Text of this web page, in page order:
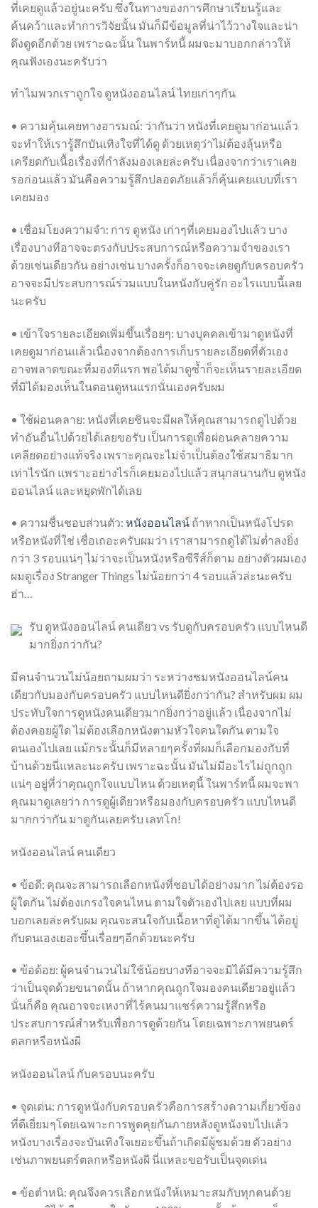
ที่เคยดูแล้วอยู่นะครับ ซึ่งในทางของการศึกษาเรียนรู้และ
ค้นคว้าและทำการวิจัยนั้น มันก็มีข้อมูลที่น่าไว้วางใจและน่า
ดึงดูดอีกด้วย เพราะฉะนั้น ในพาร์ทนี้ ผมจะมาบอกกล่าวให้
คุณฟังเองนะครับว่า
ทำไมพวกเราถูกใจ ดูหนังออนไลน์ ไทยเก่าๆกัน
• ความคุ้นเคยทางอารมณ์: ว่ากันว่า หนังที่เคยดูมาก่อนแล้ว
จะทำให้เรารู้สึกบันเทิงใจที่ได้ดู ด้วยเหตุว่าไม่ต้องลุ้นหรือ
เครียดกับเนื้อเรื่องที่กำลังมองเลยล่ะครับ เนื่องจากว่าเราเคย
รอก่อนแล้ว มันคือความรู้สึกปลอดภัยแล้วก็คุ้นเคยแบบที่เรา
เคยมอง
• เชื่อมโยงความจำ: การ ดูหนัง เก่าๆที่เคยมองไปแล้ว บาง
เรื่องบางทีอาจจะตรงกับประสบการณ์หรือความจำของเรา
ด้วยเช่นเดียวกัน อย่างเช่น บางครั้งก็อาจจะเคยดูกับครอบครัว
อาจจะมีประสบการณ์ร่วมแบบในหนังกับคู่รัก อะไรแบบนี้เลย
นะครับ
• เข้าใจรายละเอียดเพิ่มขึ้นเรื่อยๆ: บางบุคคลเข้ามาดูหนังที่
เคยดูมาก่อนแล้วเนื่องจากต้องการเก็บรายละเอียดที่ตัวเอง
อาจพลาดขณะที่มองทีแรก พอได้มาดูซ้ำก็จะเห็นรายละเอียด
ที่มิได้มองเห็นในตอนดูหนแรกนั่นเองครับผม
• ใช้ผ่อนคลาย: หนังที่เคยชินจะมีผลให้คุณสามารถดูไปด้วย
ทำอันอื่นไปด้วยได้เลยขอรับ เป็นการดูเพื่อผ่อนคลายความ
เคลียดอย่างแท้จริง เพราะคุณจะไม่จำเป็นต้องใช้สมาธิมาก
เท่าไรนัก แพราะอย่างไรก็เคยมองไปแล้ว สนุกสนานกับ ดูหนัง
ออนไลน์ และหยุดพักได้เลย
• ความชื่นชอบส่วนตัว: หนังออนไลน์ ถ้าหากเป็นหนังโปรด
หรือหนังที่ใช่ เชื่อเถอะครับผมว่า เราสามารถดูได้ไม่ต่ำลงยิ่ง
กว่า 3 รอบแน่ๆ ไม่ว่าจะเป็นหนังหรือซีรีส์ก็ตาม อย่างตัวผมเอง
ผมดูเรื่อง Stranger Things ไม่น้อยกว่า 4 รอบแล้วล่ะนะครับ
ฮ่า…
รับ ดูหนังออนไลน์ คนเดียว vs รับดูกับครอบครัว แบบไหนดี
มากยิ่งกว่ากัน?
มีคนจำนวนไม่น้อยถามผมว่า ระหว่างชมหนังออนไลน์คน
เดียวกับมองกับครอบครัว แบบไหนดียิ่งกว่ากัน? สำหรับผม ผม
ประทับใจการดูหนังคนเดียวมากยิ่งกว่าอยู่แล้ว เนื่องจากไม่
ต้องคอยผู้ใด ไม่ต้องเลือกหนังตามหัวใจคนใดกัน ตามใจ
ตนเองไปเลย แม้กระนั้นก็มีหลายๆครั้งที่ผมก็เลือกมองกับที่
บ้านด้วยนี่แหละนะครับ เพราะฉะนั้น มันไม่มีอะไรไม่ถูกถูก
แน่ๆ อยู่ที่ว่าคุณถูกใจแบบไหน ด้วยเหตุนี้ ในพาร์ทนี้ ผมจะพา
คุณมาดูเลยว่า การดูผู้เดียวหรือมองกับครอบครัว แบบไหนดี
มากกว่ากัน มาดูกันเลยครับ เลทโก!
หนังออนไลน์ คนเดียว
• ข้อดี: คุณจะสามารถเลือกหนังที่ชอบได้อย่างมาก ไม่ต้องรอ
ผู้ใดกัน ไม่ต้องเกรงใจคนไหน ตามใจตัวเองไปเลย แบบที่ผม
บอกเลยล่ะครับผม คุณจะสนใจกับเนื้อหาที่ดูได้มากขึ้น ได้อยู่
กับตนเองเยอะขึ้นเรื่อยๆอีกด้วยนะครับ
• ข้อด้อย: ผู้คนจำนวนไม่ใช้น้อยบางทีอาจจะมิได้มีความรู้สึก
ว่าเป็นจุดด้วยขนาดนั้น ถ้าหากคุณถูกใจมองคนเดียวอยู่แล้ว
นั่นก็คือ คุณอาจจะเหงาที่ไร้คนมาแชร์ความรู้สึกหรือ
ประสบการณ์สำหรับเพื่อการดูด้วยกัน โดยเฉพาะภาพยนตร์
ตลกหรือหนังผี
หนังออนไลน์ กับครอบนะครับ
• จุดเด่น: การดูหนังกับครอบครัวคือการสร้างความเกี่ยวข้อง
ที่ดีเยี่ยมๆโดยเฉพาะการพูดคุยกันภายหลังดูหนังจบไปแล้ว
หนังบางเรื่องจะบันเทิงใจเยอะขึ้นถ้าเกิดมีผู้ชมด้วย ตัวอย่าง
เช่นภาพยนตร์ตลกหรือหนังผี นี่แหละขอรับเป็นจุดเด่น
• ข้อตำหนิ: คุณจึงควรเลือกหนังให้เหมาะสมกับทุกคนด้วย